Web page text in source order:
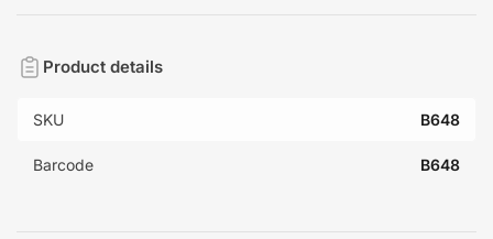
Product details
SKU B648
Barcode B648